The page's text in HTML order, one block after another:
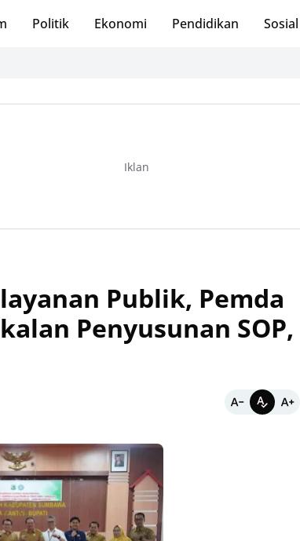
Politik Ekonomi Pendidikan Sosial
Iklan
Publik, Pemda
Penyusunan SOP,